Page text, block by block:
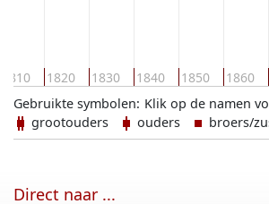
1810 1820 1830 1840 1850 1860
Klik op de namen
Gebruikte symbolen:
grootouders
ouders broers/
Direct naar ...